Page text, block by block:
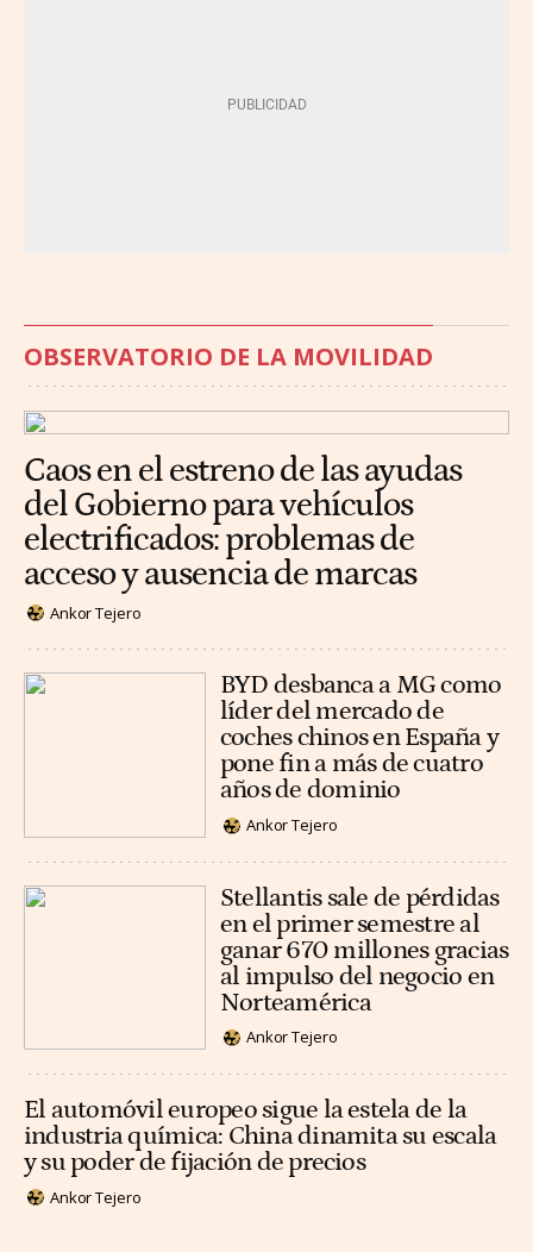
OBSERVATORIO DE LA MOVILIDAD
Caos en el estreno de las ayudas
del Gobierno para vehículos
electrificados: problemas de
acceso y ausencia de marcas
Ankor Tejero
BYD desbanca a MG como
líder del mercado de
coches chinos en España y
pone fin a más de cuatro
años de dominio
Ankor Tejero
Stellantis sale de pérdidas
en el primer semestre al
ganar 670 millones gracias
al impulso del negocio en
Norteamérica
Ankor Tejero
El automóvil europeo sigue la estela de la
industria química: China dinamita su escala
y su poder de fijación de precios
Ankor Tejero